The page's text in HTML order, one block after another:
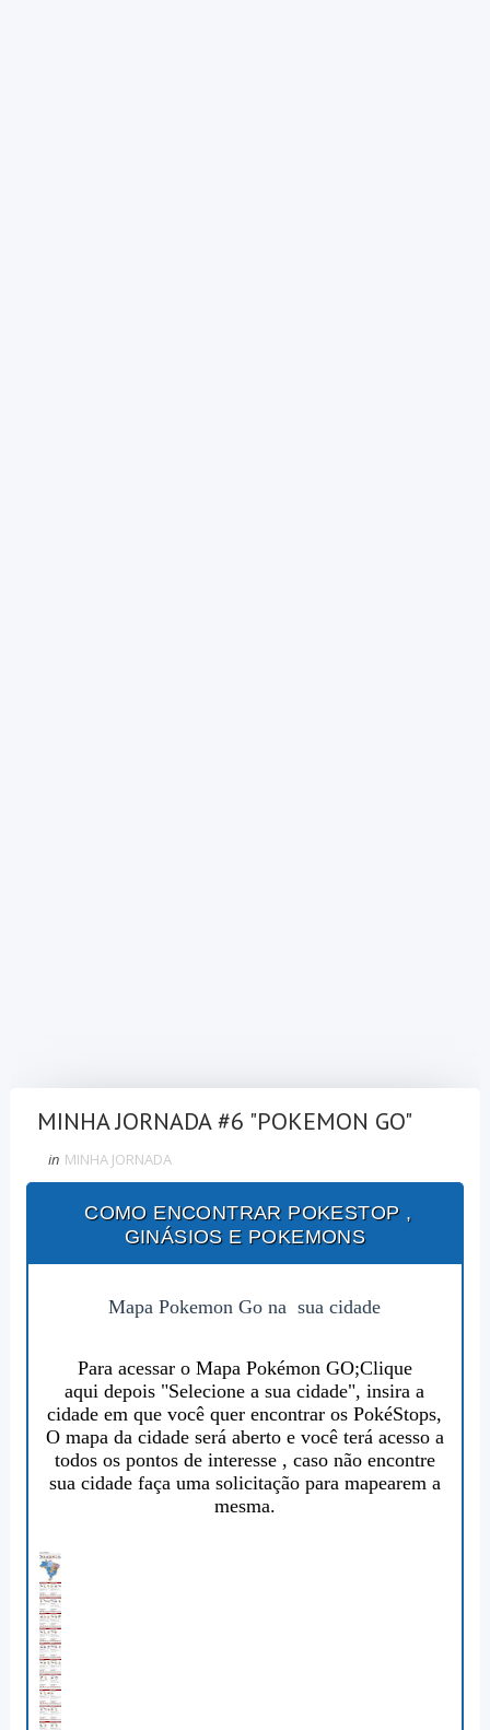
MINHA JORNADA #6 "POKEMON GO"
in MINHA JORNADA
COMO ENCONTRAR POKESTOP ,
GINÁSIOS E POKEMONS
Mapa Pokemon Go na sua cidade
Para acessar o Mapa Pokémon GO;Clique
aqui depois "Selecione a sua cidade", insira a
cidade em que você quer encontrar os PokéStops,
O mapa da cidade será aberto e você terá acesso a
todos os pontos de interesse , caso não encontre
sua cidade faça uma solicitação para mapearem a
mesma.